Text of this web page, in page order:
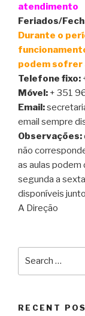
atendimento
Feriados/
Durante o
podem sofrer
Telefone fixo:
Móvel: + 351
Email:
email sempre
Observações:
não
as aulas
segunda a
disponíveis
A Direção
RECENT